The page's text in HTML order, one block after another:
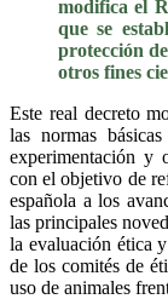
modifica el
que se
protección
otros fines
Este real decreto
las normas
experimentación y
con el objetivo de
española a los
las principales
la evaluación ética
de los comités de
uso de animales